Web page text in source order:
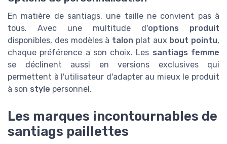
En matière de santiags, une taille ne convient pas à
tous. Avec une multitude d'options produit
disponibles, des modèles à talon plat aux bout pointu,
chaque préférence a son choix. Les santiags femme
se déclinent aussi en versions exclusives qui
permettent à l'utilisateur d'adapter au mieux le produit
à son style personnel.
Les marques incontournables de
santiags paillettes